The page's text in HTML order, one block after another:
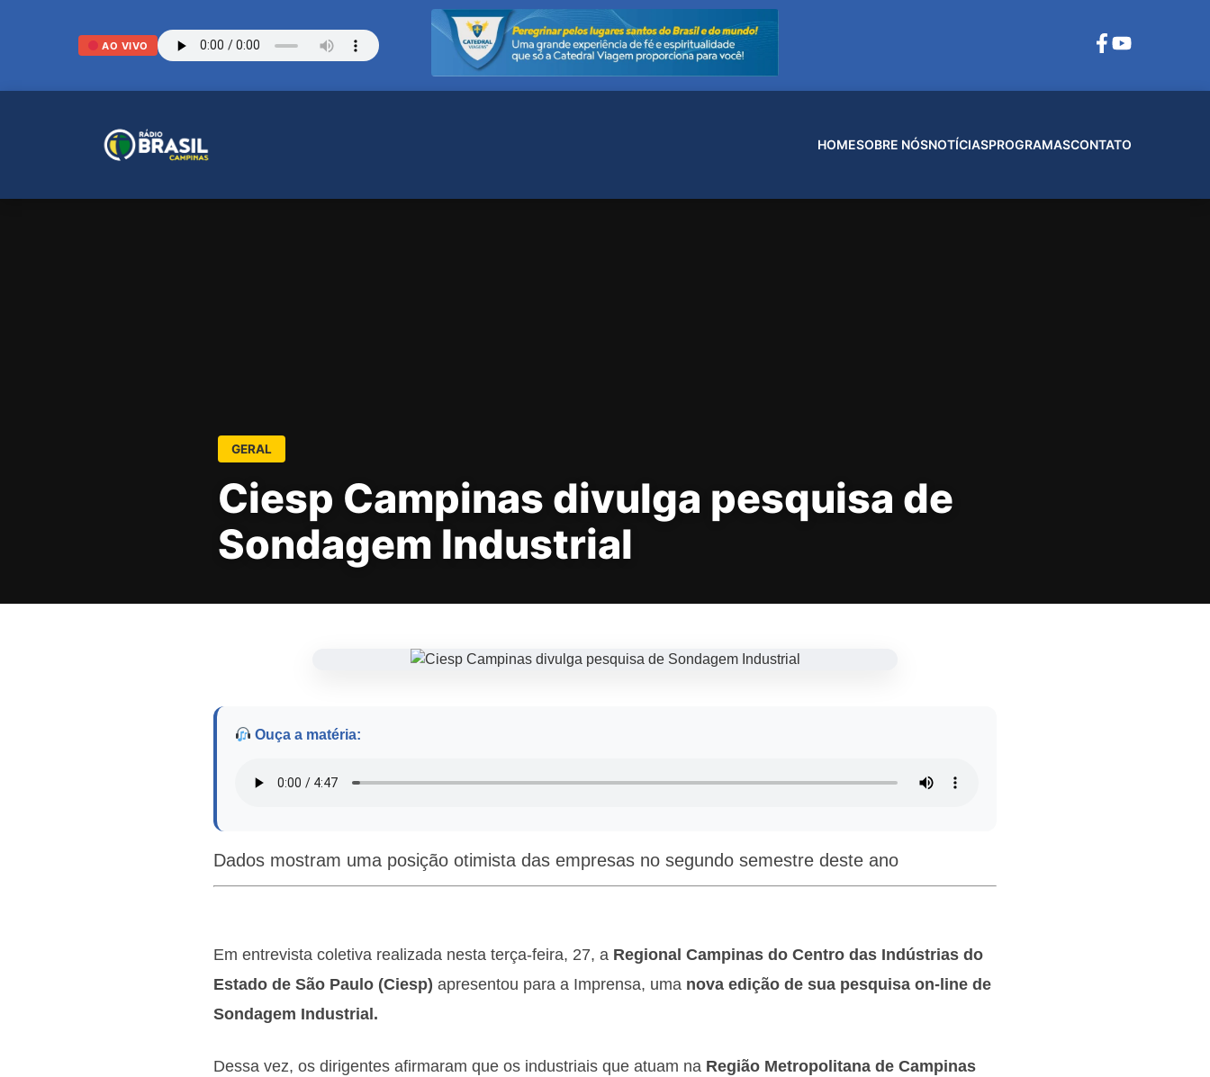
AO VIVO
HOMESOBRE NÓSNOTÍCIASPROGRAMASCONTATO
GERAL
Ciesp Campinas divulga pesquisa de
Sondagem Industrial
Ouça a matéria:
Dados mostram uma posição otimista das empresas no segundo semestre deste ano
Em entrevista coletiva realizada nesta terça-feira, 27, a Regional Campinas do Centro das Indústrias do
Estado de São Paulo (Ciesp) apresentou para a Imprensa, uma nova edição de sua pesquisa on-line de
Sondagem Industrial.
Dessa vez, os dirigentes afirmaram que os industriais que atuam na Região Metropolitana de Campinas